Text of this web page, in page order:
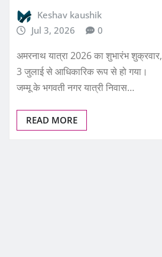
Keshav kaushik
Jul 3, 2026
0
अमरनाथ यात्रा 2026 का शुभारंभ शुक्रवार,
3 जुलाई से आधिकारिक रूप से हो गया।
जम्मू के भगवती नगर यात्री निवास…
READ MORE